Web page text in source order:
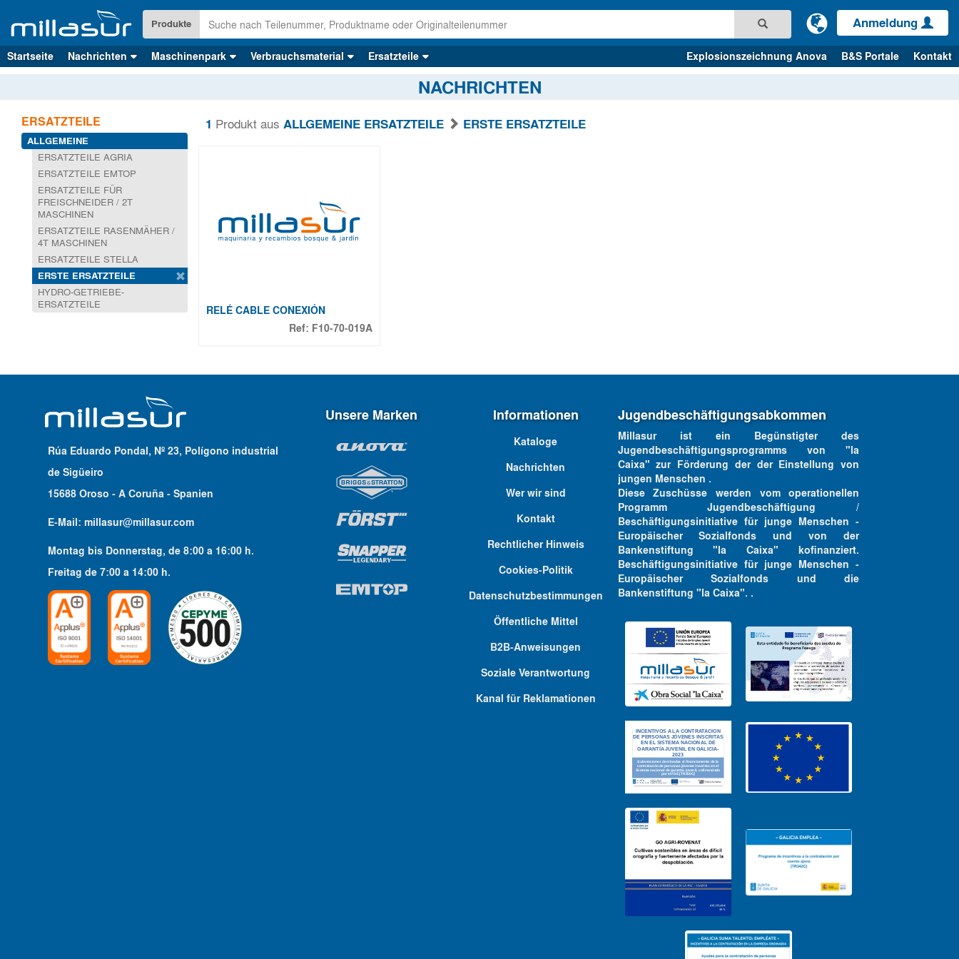
zum
Inhalt
Produkte Anmeldung
Startseite Nachrichten Maschinenpark Verbrauchsmaterial Ersatzteile Explosionszeichnung Anova B&S Portale Kontakt
NACHRICHTEN
ERSATZTEILE
ALLGEMEINE
ERSATZTEILE AGRIA
ERSATZTEILE EMTOP
ERSATZTEILE FÜR
FREISCHNEIDER / 2T
MASCHINEN
ERSATZTEILE RASENMÄHER /
4T MASCHINEN
ERSATZTEILE STELLA
ERSTE ERSATZTEILE
HYDRO-GETRIEBE-
ERSATZTEILE
1 Produkt aus ALLGEMEINE ERSATZTEILE ERSTE ERSATZTEILE
RELÉ CABLE CONEXIÓN
Ref: F10-70-019A
Rúa Eduardo Pondal, Nº 23, Polígono industrial
de Sigüeiro
15688 Oroso - A Coruña - Spanien
E-Mail:millasur@millasur.com
Montag bis Donnerstag, de8:00 a 16:00 h.
Freitag de7:00 a 14:00 h.
Unsere Marken Informationen
Kataloge
Nachrichten
Wer wir sind
Kontakt
Rechtlicher Hinweis
Cookies-Politik
Datenschutzbestimmungen
Öffentliche Mittel
B2B-Anweisungen
Soziale Verantwortung
Kanal für Reklamationen
Jugendbeschäftigungsabkommen
Millasur ist ein Begünstigter des
Jugendbeschäftigungsprogramms von "la
Caixa" zur Förderung der der Einstellung von
jungen Menschen .
Diese Zuschüsse werden vom operationellen
Programm Jugendbeschäftigung /
Beschäftigungsinitiative für junge Menschen -
Europäischer Sozialfonds und von der
Bankenstiftung "la Caixa" kofinanziert.
Beschäftigungsinitiative für junge Menschen -
Europäischer Sozialfonds und die
Bankenstiftung "la Caixa". .